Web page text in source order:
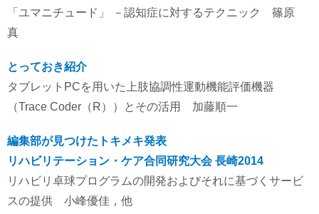
「ユマニチュード」 －認知症に対するテクニック 篠原
真
とっておき紹介
タブレットPCを用いた上肢協調性運動機能評価機器
（Trace Coder（R））とその活用 加藤順一
編集部が見つけたトキメキ発表
リハビリテーション・ケア合同研究大会 長崎2014
リハビリ卓球プログラムの開発およびそれに基づくサービ
スの提供 小峰優佳，他